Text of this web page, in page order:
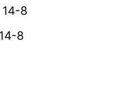
14-8
8